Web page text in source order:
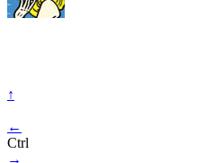
↑
←
Ctrl
→